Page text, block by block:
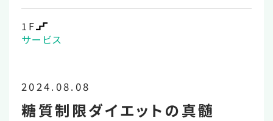
1F
サービス
2024.08.08
糖質制限ダイエットの真髄